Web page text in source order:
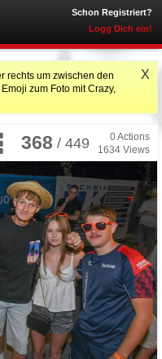
Schon Registriert?
Logg Dich ein!
X
rechts um zwischen den
zum Foto mit Crazy,
0Actions
1634 Views
368 / 449